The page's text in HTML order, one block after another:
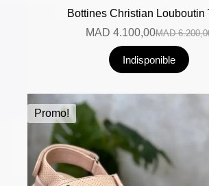
Bottines Christian Louboutin
MAD
MAD 4.100,00
Indisponible
Promo!